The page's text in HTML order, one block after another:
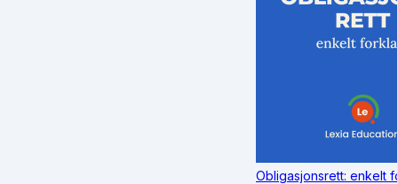
Obligasjonsrett: enkelt